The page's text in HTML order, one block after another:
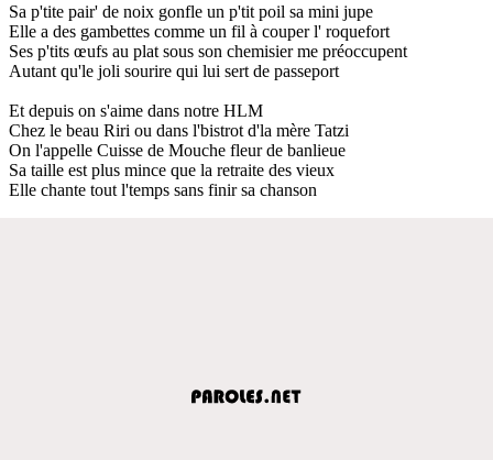
Sa p'tite pair' de noix gonfle un p'tit poil sa mini jupe
Elle a des gambettes comme un fil à couper l' roquefort
Ses p'tits œufs au plat sous son chemisier me préoccupent
Autant qu'le joli sourire qui lui sert de passeport
Et depuis on s'aime dans notre HLM
Chez le beau Riri ou dans l'bistrot d'la mère Tatzi
On l'appelle Cuisse de Mouche fleur de banlieue
Sa taille est plus mince que la retraite des vieux
Elle chante tout l'temps sans finir sa chanson